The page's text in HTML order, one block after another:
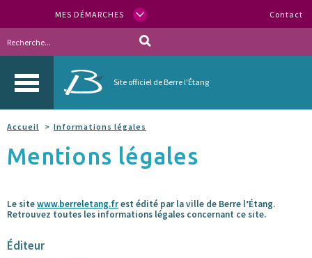
MES DÉMARCHES Contact
Site officiel de Berre l'Étang
Accueil Informations légales
Mentions légales
Le sitewww.berreletang.frest édité par la ville de Berre l’Étang.
Retrouvez toutes les informations légales concernant ce site.
Éditeur